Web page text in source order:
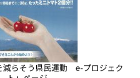
減らそう県民運動 e-プロジェク